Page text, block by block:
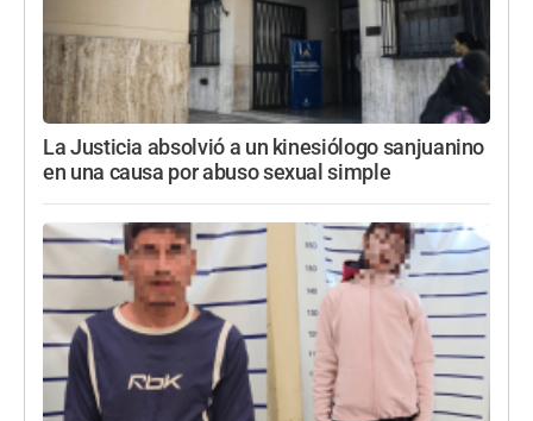
La Justicia absolvió a un kinesiólogo sanjuanino
en una causa por abuso sexual simple